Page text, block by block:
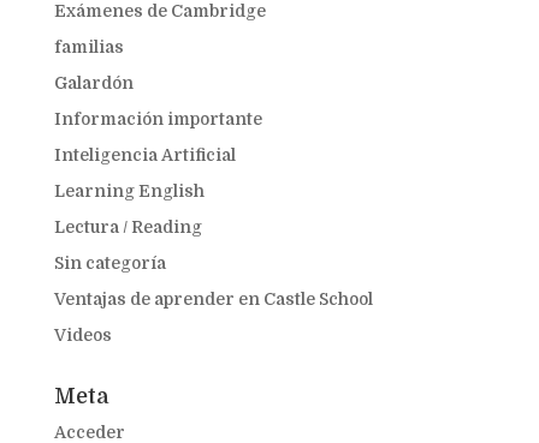
Exámenes de Cambridge
familias
Galardón
Información importante
Inteligencia Artificial
Learning English
Lectura / Reading
Sin categoría
Ventajas de aprender en Castle School
Videos
Meta
Acceder